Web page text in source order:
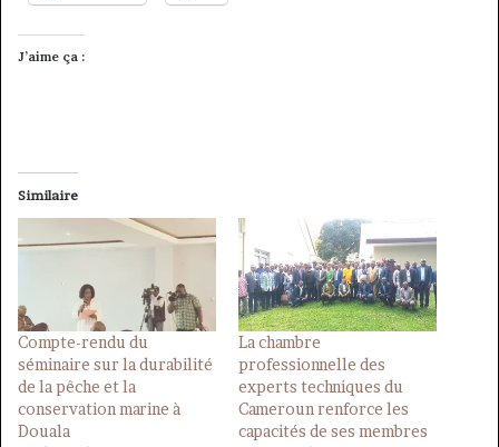
J’aime ça :
Similaire
Compte-rendu du
séminaire sur la durabilité
de la pêche et la
conservation marine à
Douala
La chambre
professionnelle des
experts techniques du
Cameroun renforce les
capacités de ses membres